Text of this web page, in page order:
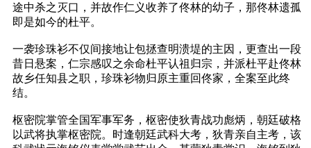
途中杀之灭口，并故作仁义收养了佟林的幼子，那佟林遗孤
即是如今的杜平。
一袭珍珠衫不仅间接地让包拯查明溃堤的主因，更查出一段
昔日悬案，仁宗感叹之余命杜平认祖归宗，并派杜平赴佟林
故乡任知县之职，珍珠衫物归原主重回佟家，全案至此终
结。
枢密院掌管全国军事军务，枢密使狄青战功彪炳，朝廷破格
以武将执掌枢密院。时逢朝廷武科大考，狄青亲自主考，该